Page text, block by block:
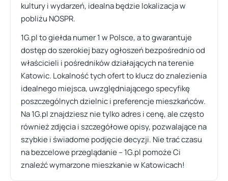
kultury i wydarzeń, idealna będzie lokalizacja w
pobliżu NOSPR.
1G.pl to giełda numer 1 w Polsce, a to gwarantuje
dostęp do szerokiej bazy ogłoszeń bezpośrednio od
właścicieli i pośredników działających na terenie
Katowic. Lokalność tych ofert to klucz do znalezienia
idealnego miejsca, uwzględniającego specyfikę
poszczególnych dzielnic i preferencje mieszkańców.
Na 1G.pl znajdziesz nie tylko adres i cenę, ale często
również zdjęcia i szczegółowe opisy, pozwalające na
szybkie i świadome podjęcie decyzji. Nie trać czasu
na bezcelowe przeglądanie – 1G.pl pomoże Ci
znaleźć wymarzone mieszkanie w Katowicach!